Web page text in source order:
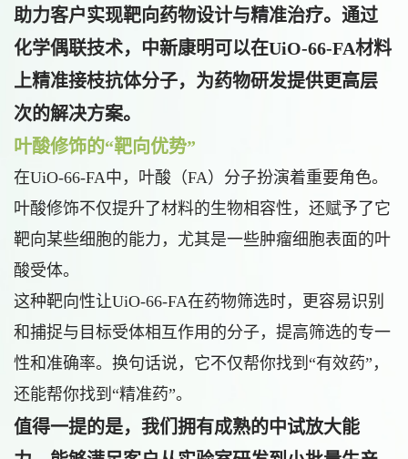
助力客户实现靶向药物设计与精准治疗。通过
化学偶联技术，中新康明可以在UiO-66-FA材料
上精准接枝抗体分子，为药物研发提供更高层
次的解决方案。
叶酸修饰的“靶向优势”
在UiO-66-FA中，叶酸（FA）分子扮演着重要角色。
叶酸修饰不仅提升了材料的生物相容性，还赋予了它
靶向某些细胞的能力，尤其是一些肿瘤细胞表面的叶
酸受体。
这种靶向性让UiO-66-FA在药物筛选时，更容易识别
和捕捉与目标受体相互作用的分子，提高筛选的专一
性和准确率。换句话说，它不仅帮你找到“有效药”，
还能帮你找到“精准药”。
值得一提的是，我们拥有成熟的中试放大能